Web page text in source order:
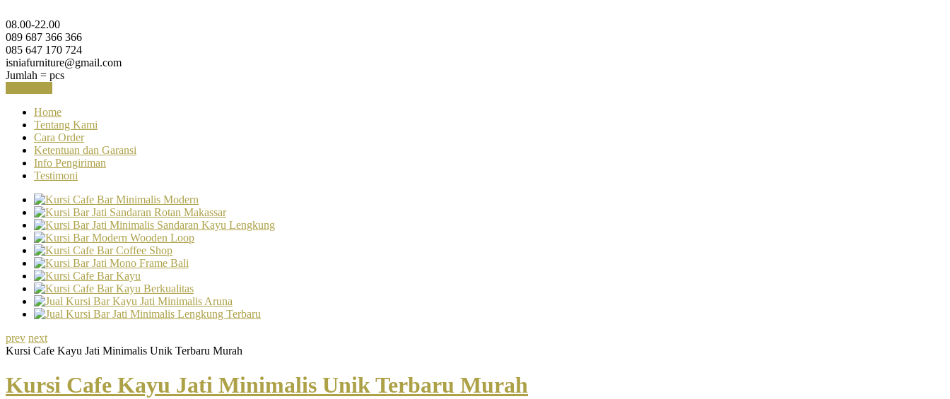
08.00-22.00
089 687 366 366
085 647 170 724
isniafurniture@gmail.com
Jumlah = pcs
Home
Tentang Kami
Cara Order
Ketentuan dan Garansi
Info Pengiriman
Testimoni
prev next
Kursi Cafe Kayu Jati Minimalis Unik Terbaru Murah
Kursi Cafe Kayu Jati Minimalis Unik Terbaru Murah